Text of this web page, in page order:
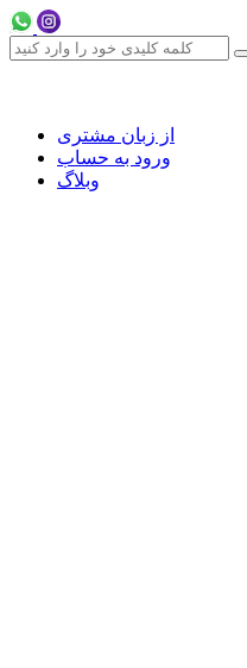
از زبان مشتری
ورود به حساب
وبلاگ